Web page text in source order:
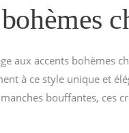
aux accents bohèmes
à ce style unique et
bouffantes, ces